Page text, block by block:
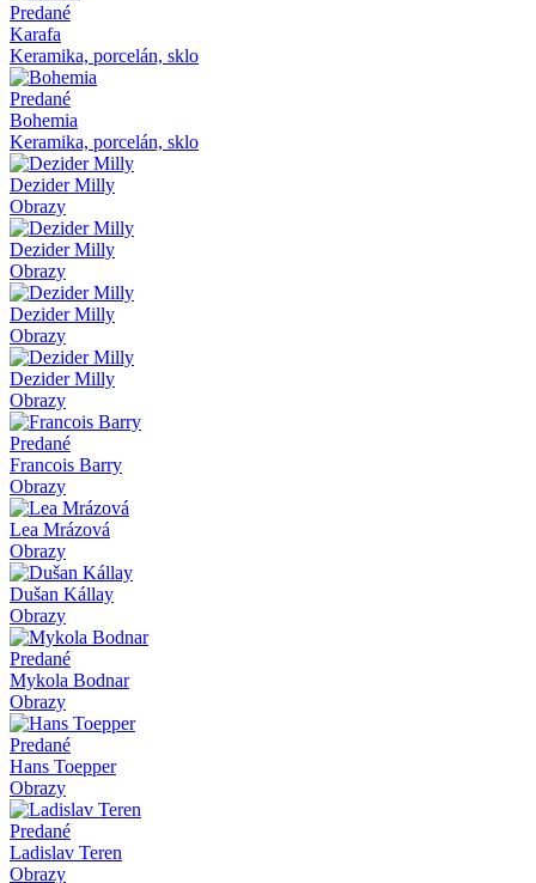
Predané
Karafa
Keramika, porcelán, sklo
Predané
Bohemia
Keramika, porcelán, sklo
Dezider Milly
Obrazy
Dezider Milly
Obrazy
Dezider Milly
Obrazy
Dezider Milly
Obrazy
Predané
Francois Barry
Obrazy
Lea Mrázová
Obrazy
Dušan Kállay
Obrazy
Predané
Mykola Bodnar
Obrazy
Predané
Hans Toepper
Obrazy
Predané
Ladislav Teren
Obrazy